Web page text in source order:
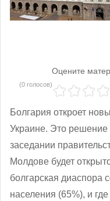
Оцените
(0 голосов)
Болгария откроет
Украине. Это
заседании
Молдове будет
болгарская диаспора
населения (65%), и